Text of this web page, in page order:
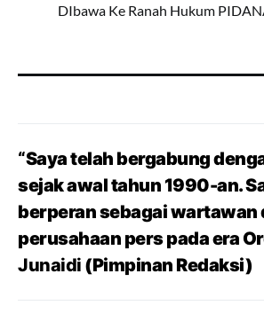
DIbawa Ke Ranah Hukum
“Saya telah bergabung
sejak awal tahun 1990-an.
berperan sebagai wartawan
perusahaan pers pada era
Junaidi (Pimpinan Redaksi)